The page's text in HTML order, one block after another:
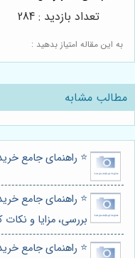
به این مقاله امتیاز بدهید :
تعداد بازدید : 284
مطالب مشابه
⭐️ راهنمای جامع
⭐️ راهنمای جامع
بررسی، مزایا و نکات
⭐️ راهنمای جامع